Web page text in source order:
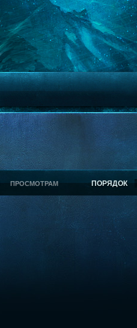
ПРОСМОТРАМ ПОРЯДОК